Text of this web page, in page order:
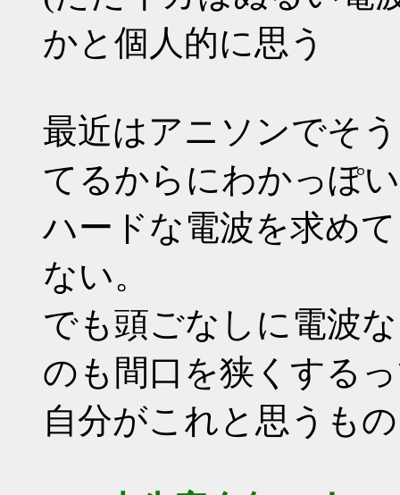
かと個人的に思う
最近はアニソンでそ
てるからにわかっぽ
ハードな電波を求め
ない。
でも頭ごなしに電波
のも間口を狭くする
自分がこれと思うも